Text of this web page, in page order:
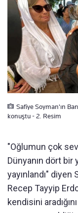
Safiye Soyman'ın
konuştu - 2. Resim
"Oğlumun çok
Dünyanın dört bir
yayınlandı" diyen
Recep Tayyip
kendisini